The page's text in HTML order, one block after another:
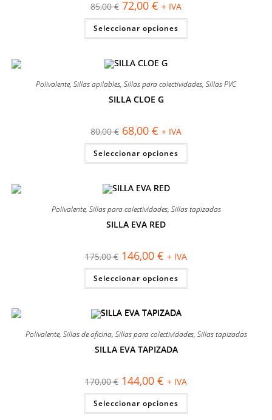
85,00€ El
precio
original
era:
85,00 €.
72,00 € El
precio
actual
es:
72,00 €.
+ IVA
Seleccionar opciones
Este
tiene
se
pueden
producto
Polivalente, Sillas apilables, Sillas para colectividades, Sillas PVC
SILLA CLOE G
80,00€ El
precio
original
era:
80,00 €.
68,00 € El
precio
actual
es:
68,00 €.
+ IVA
Seleccionar opciones
Este
tiene
se
pueden
producto
Polivalente, Sillas para colectividades, Sillas tapizadas
SILLA EVA RED
175,00€ El
precio
original
era:
175,00 €.
146,00 € El
precio
actual
es:
146,00 €.
+ IVA
Seleccionar opciones
Este
tiene
se
pueden
producto
Polivalente, Sillas de oficina, Sillas para colectividades, Sillas tapizadas
SILLA EVA TAPIZADA
170,00€ El
precio
original
era:
170,00 €.
144,00 € El
precio
actual
es:
144,00 €.
+ IVA
Seleccionar opciones
Este
tiene